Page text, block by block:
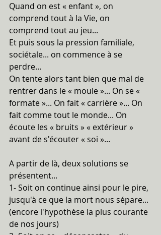
Quand on est « enfant », on
comprend tout à la Vie, on
comprend tout au jeu...
Et puis sous la pression familiale,
sociétale... on commence à se
perdre...
On tente alors tant bien que mal de
rentrer dans le « moule »... On se «
formate »... On fait « carrière »... On
fait comme tout le monde... On
écoute les « bruits » « extérieur »
avant de s'écouter « soi »...
A partir de là, deux solutions se
présentent...
1- Soit on continue ainsi pour le pire,
jusqu'à ce que la mort nous sépare...
(encore l'hypothèse la plus courante
de nos jours)